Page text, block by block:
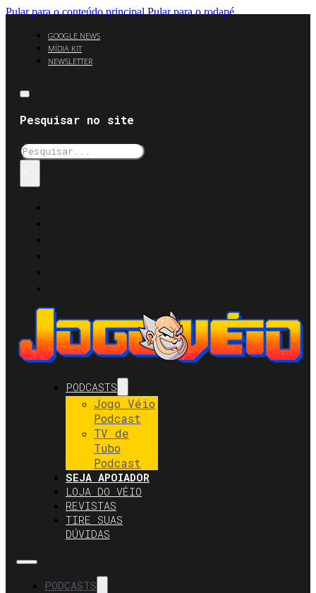
Pular para o conteúdo principal Pular para o rodapé
GOOGLE NEWS
MÍDIA KIT
NEWSLETTER
Pesquisar no site
Pesquisar
PODCASTS
Jogo Véio
Podcast
TV de
Tubo
Podcast
SEJA APOIADOR
LOJA DO VÉIO
REVISTAS
TIRE SUAS
DÚVIDAS
PODCASTS